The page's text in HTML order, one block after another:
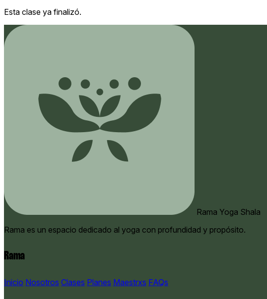
Esta clase ya finalizó.
Rama Yoga Shala
Rama es un espacio dedicado al yoga con profundidad y propósito.
Rama
Inicio Nosotros Clases Planes Maestrxs FAQs